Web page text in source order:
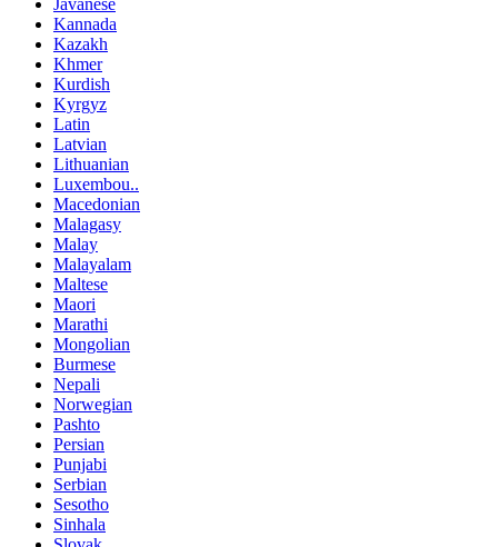
Javanese
Kannada
Kazakh
Khmer
Kurdish
Kyrgyz
Latin
Latvian
Lithuanian
Luxembou..
Macedonian
Malagasy
Malay
Malayalam
Maltese
Maori
Marathi
Mongolian
Burmese
Nepali
Norwegian
Pashto
Persian
Punjabi
Serbian
Sesotho
Sinhala